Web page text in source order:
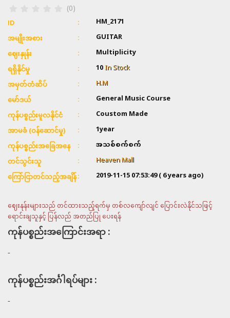
(0)
ID HM_2171
အမျိုးအစား GUITAR
ဈေးနှုန်း Multiplicity
ရရှိနိုင်မှု 10In Stock
အမှတ်တံဆိပ် H.M
မော်ဒယ် General Music Course
ကုန်ပစ္စည်းမူလနိုင်ငံ Coustom Made
အာမခံ (ဝန်ဆောင်မှု) 1year
ကုန်ပစ္စည်းအခြေအနေ အသစ်စက်စက်
တင်သွင်းသူ Heaven Mall
ကြော်ငြာတင်သည့်အချိန် 2019-11-15 07:53:49( 6 years ago)
ဈေးနုန်းများသည် တင်ထားသည့်ရက်မှ တစ်လကျော်လျင် ပြောင်းလဲနိုင်သဖြင့်
ရောင်းချသူနှင့် ပြန်လည် အတည်ပြု ပေးရန်
ကုန်ပစ္စည်းအကြောင်းအရာ :
-
ကုန်ပစ္စည်းအင်္ဂါရပ်များ :
-